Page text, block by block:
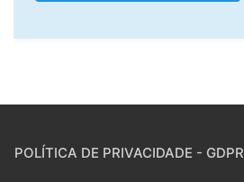
POLÍTICA DE PRIVACIDADE - GDPR